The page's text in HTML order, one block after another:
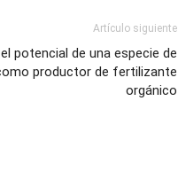
Artículo siguiente
potencial de una especie de
productor de fertilizante
orgánico